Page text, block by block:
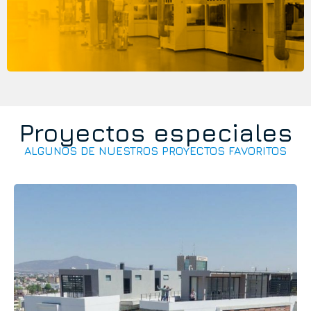
Proyectos especiales
ALGUNOS DE NUESTROS PROYECTOS FAVORITOS